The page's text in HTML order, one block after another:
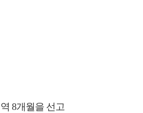
8개월을 선고